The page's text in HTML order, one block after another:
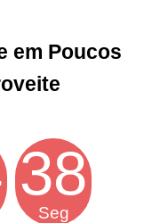
em Poucos
37
Seg